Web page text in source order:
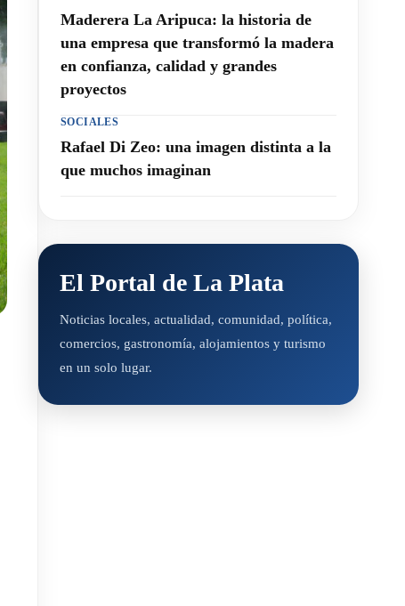
Maderera La Aripuca: la historia de
una empresa que transformó la madera
en confianza, calidad y grandes
proyectos
SOCIALES
Rafael Di Zeo: una imagen distinta a la
que muchos imaginan
El Portal de La Plata
Noticias locales, actualidad, comunidad, política,
comercios, gastronomía, alojamientos y turismo
en un solo lugar.